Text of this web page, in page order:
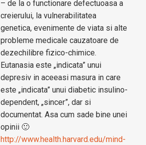
– de la o functionare defectuoasa a
creierului, la vulnerabilitatea
genetica, evenimente de viata si alte
probleme medicale cauzatoare de
dezechilibre fizico-chimice.
Eutanasia este „indicata” unui
depresiv in aceeasi masura in care
este „indicata” unui diabetic insulino-
dependent, „sincer”, dar si
documentat. Asa cum sade bine unei
opinii 🙂
http://www.health.harvard.edu/mind-